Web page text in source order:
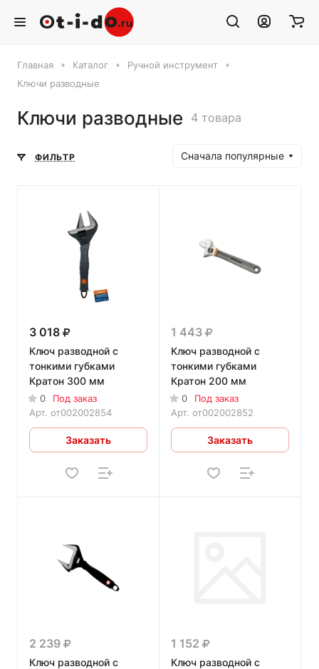
Главная Каталог
Ручной инструмент
Ключи разводные
Ключи разводные 4 товара
ФИЛЬТР Сначала популярные
3 018
Ключ разводной с
тонкими губками
Кратон 300 мм
0
Под заказ
Арт. от002002854
Заказать
1 443
Ключ разводной с
тонкими губками
Кратон 200 мм
0
Под заказ
Арт. от002002852
Заказать
2 239
Ключ разводной с
1 152
Ключ разводной с